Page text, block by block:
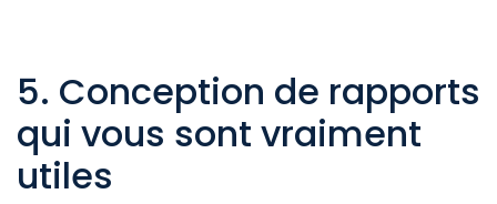
5. Conception de rapports
qui vous sont vraiment
utiles